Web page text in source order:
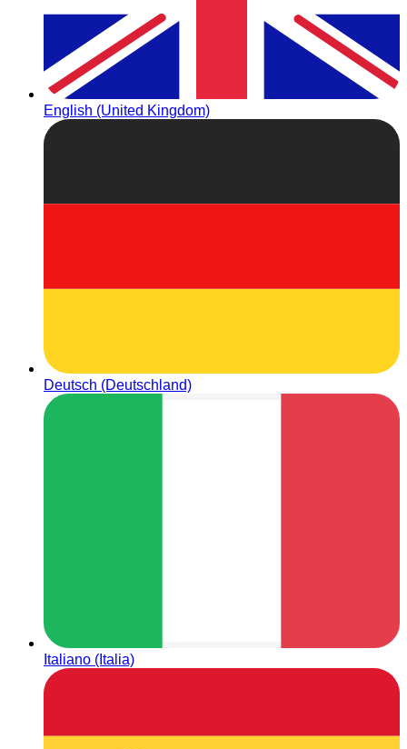
English (United Kingdom)
Deutsch (Deutschland)
Italiano (Italia)